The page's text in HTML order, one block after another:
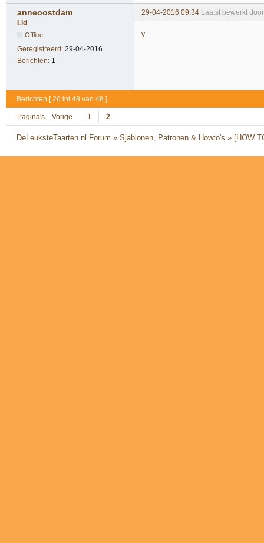
anneoostdam 29-04-2016 09:34 Laatst bewerkt
Lid
Offline
Geregistreerd: 29-04-2016
Berichten: 1
v
Berichten [ 26 tot 48 van 48 ]
Pagina's Vorige 1 2
DeLeuksteTaarten.nl Forum »Sjablonen, Patronen & Howto's » [HOW